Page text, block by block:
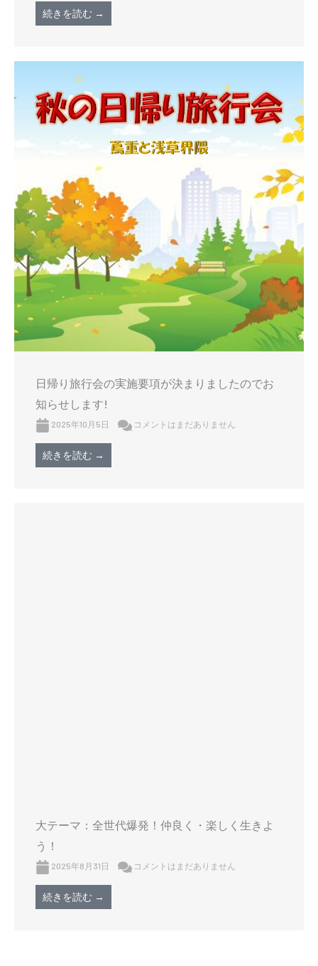
続きを読む →
日帰り旅行会の実施要項が決まりましたのでお
知らせします!
2025年10月5日 コメントはまだありません
続きを読む →
大テーマ：全世代爆発！仲良く・楽しく生きよ
う！
2025年8月31日 コメントはまだありません
続きを読む →